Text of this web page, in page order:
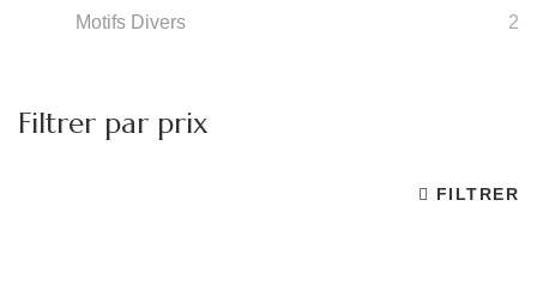
Motifs Divers 2
Filtrer par prix
FILTRER